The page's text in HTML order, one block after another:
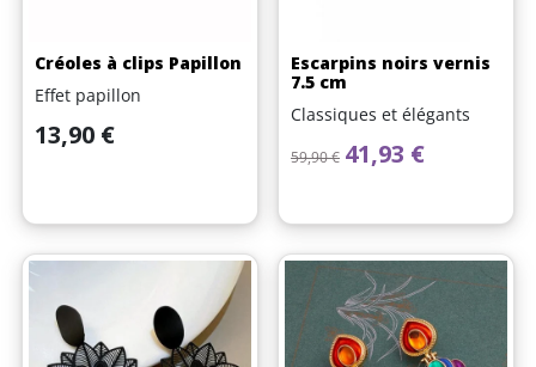
Créoles à clips Papillon
Effet papillon
Prix
13,90 €
Escarpins noirs vernis
7.5 cm
Classiques et élégants
Prix de base
59,90 € Prix
41,93 €